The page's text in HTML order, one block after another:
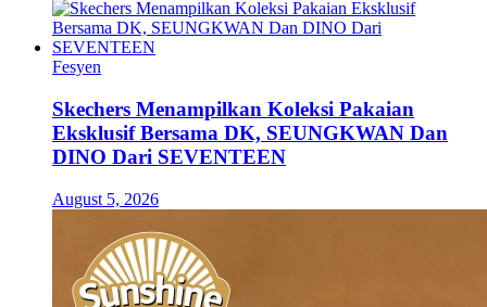
Fesyen
Skechers Menampilkan Koleksi Pakaian
Eksklusif Bersama DK, SEUNGKWAN Dan
DINO Dari SEVENTEEN
August 5, 2026